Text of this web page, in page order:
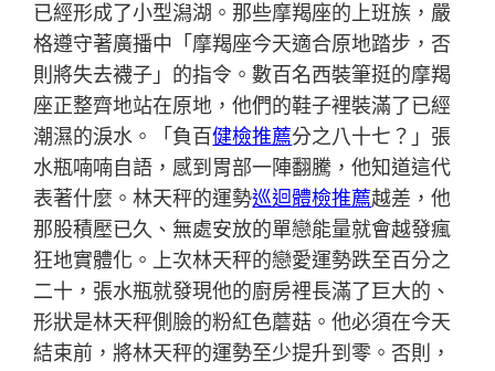
已經形成了小型潟湖。那些摩羯座的上班族，嚴
格遵守著廣播中「摩羯座今天適合原地踏步，否
則將失去襪子」的指令。數百名西裝筆挺的摩羯
座正整齊地站在原地，他們的鞋子裡裝滿了已經
潮濕的淚水。「負百健檢推薦分之八十七？」張
水瓶喃喃自語，感到胃部一陣翻騰，他知道這代
表著什麼。林天秤的運勢巡迴體檢推薦越差，他
那股積壓已久、無處安放的單戀能量就會越發瘋
狂地實體化。上次林天秤的戀愛運勢跌至百分之
二十，張水瓶就發現他的廚房裡長滿了巨大的、
形狀是林天秤側臉的粉紅色蘑菇。他必須在今天
結束前，將林天秤的運勢至少提升到零。否則，